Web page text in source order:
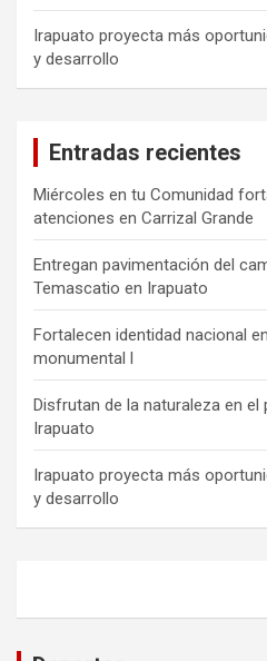
Irapuato proyecta más
y desarrollo
Entradas recientes
Miércoles en tu Comunidad
atenciones en Carrizal Grande
Entregan pavimentación del
Temascatio en Irapuato
Fortalecen identidad nacional
monumental l
Disfrutan de la naturaleza en el
Irapuato
Irapuato proyecta más
y desarrollo